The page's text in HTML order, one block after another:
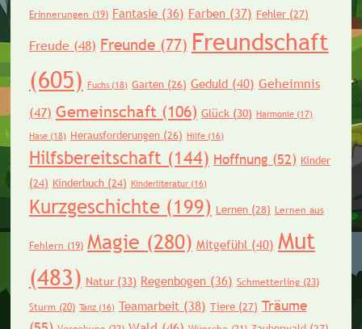
Erinnerungen (19) Fantasie(36) Farben(37) Fehler(27)
Freude(48) Freunde(77) Freundschaft
(605) Fuchs(18) Garten(26) Geduld(40) Geheimnis
(47) Gemeinschaft(106) Glück(30) Harmonie(17)
Hase(18) Herausforderungen(26) Hilfe(16)
Hilfsbereitschaft (144) Hoffnung (52) Kinder
(24) Kinderbuch(24) Kinderliteratur(16)
Kurzgeschichte(199) Lernen(28) Lernen aus
Fehlern (19) Magie (280) Mitgefühl(40) Mut
(483) Natur(33) Regenbogen(36) Schmetterling(23)
Sturm(20) Tanz(16) Teamarbeit(38) Tiere(27) Träume